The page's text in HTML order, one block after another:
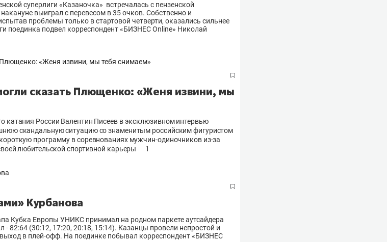
суперлиги «Казаночка» встречалась с пензенской
выиграл с перевесом в 35 очков. Собственно и
проблемы только в стартовой четверти, оказались сильнее
поединка подвел корреспондент «БИЗНЕС Online» Николай
сказать Плющенко: «Женя извини, мы
катания России Валентин Писеев в эксклюзивном интервью
скандальную ситуацию со знаменитым российским фигуристом
программу в соревнованиях мужчин-одиночников из-за
любительской спортивной карьеры
1
Курбанова
Кубка Европы УНИКС принимал на родном паркете аутсайдера
- 82:64 (30:12, 17:20, 20:18, 15:14). Казанцы провели непростой и
в плей-офф. На поединке побывал корреспондент «БИЗНЕС